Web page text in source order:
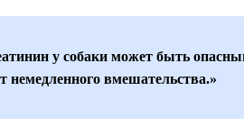
у собаки может быть
немедленного вмешательства.»